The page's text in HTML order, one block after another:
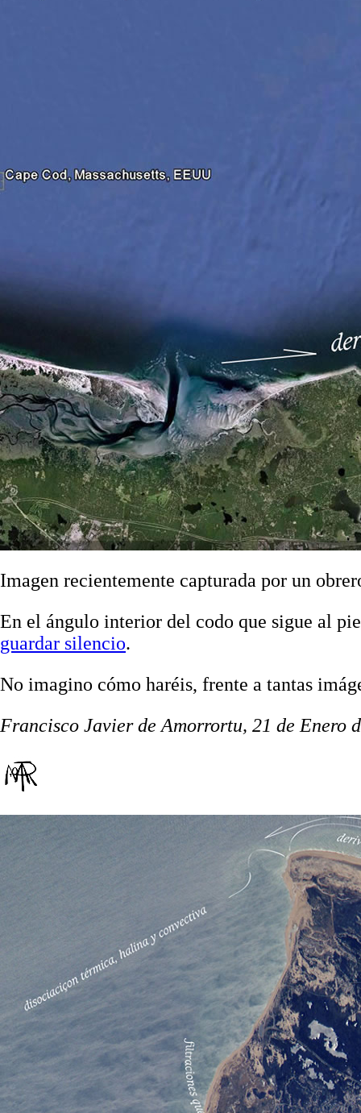
Imagen recientemente capturada por un
En el ángulo interior del codo que sigue al
guardar silencio.
No imagino cómo haréis, frente a tantas
Francisco Javier de Amorrortu, 21 de Enero